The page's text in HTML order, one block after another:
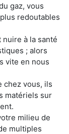
gaz, vous
redoutables
à la santé
; alors
vite en nous
chez vous, ils
matériels sur
milieu de
multiples